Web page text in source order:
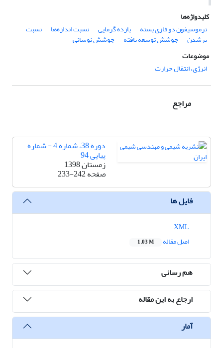
کلیدواژه‌ها
ترموسیفون دو فازی بسته
بازده گرمایی نسبت اندازه‌ها نسبت
پرشدن جوشش توسعه یافته
جوشش نوسانی
موضوعات
انرژی، انتقال حرارت
مراجع
دوره 38، شماره 4 - شماره
پیاپی 94
زمستان 1398
صفحه233-242
فایل ها
اصل مقاله
1.03 M
هم رسانی
ارجاع به این مقاله
آمار